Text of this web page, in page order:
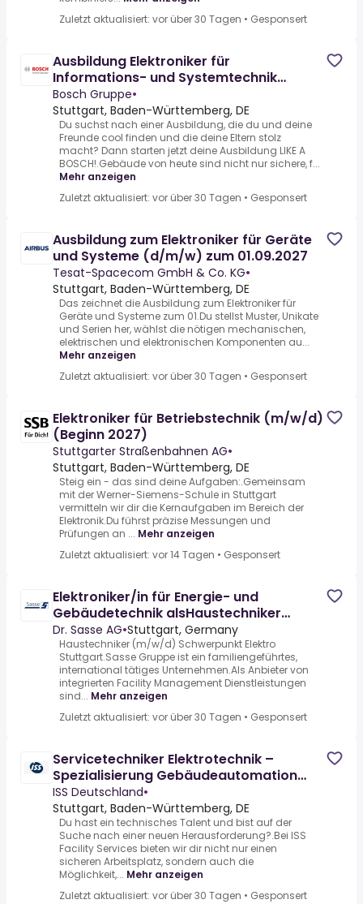
Zuletzt aktualisiert: vor über 30 Tagen • Gesponsert
Ausbildung Elektroniker für
Informations- und Systemtechnik
(w/m/div) 2026
Bosch Gruppe•
Stuttgart, Baden-Württemberg, DE
Du suchst nach einer Ausbildung, die du und deine
Freunde cool finden und die deine Eltern stolz
macht? Dann starten jetzt deine Ausbildung LIKE A
BOSCH!.Gebäude von heute sind nicht nur sichere, f...
Mehr anzeigen
Zuletzt aktualisiert: vor über 30 Tagen • Gesponsert
Ausbildung zum Elektroniker für Geräte
und Systeme (d/m/w) zum 01.09.2027
Tesat-Spacecom GmbH & Co. KG•
Stuttgart, Baden-Württemberg, DE
Das zeichnet die Ausbildung zum Elektroniker für
Geräte und Systeme zum 01.Du stellst Muster, Unikate
und Serien her, wählst die nötigen mechanischen,
elektrischen und elektronischen Komponenten au...
Mehr anzeigen
Zuletzt aktualisiert: vor über 30 Tagen • Gesponsert
Elektroniker für Betriebstechnik (m/w/d)
(Beginn 2027)
Stuttgarter Straßenbahnen AG•
Stuttgart, Baden-Württemberg, DE
Steig ein - das sind deine Aufgaben:.Gemeinsam
mit der Werner-Siemens-Schule in Stuttgart
vermitteln wir dir die Kernaufgaben im Bereich der
Elektronik.Du führst präzise Messungen und
Prüfungen an ... Mehr anzeigen
Zuletzt aktualisiert: vor 14 Tagen • Gesponsert
Elektroniker/in für Energie- und
Gebäudetechnik alsHaustechniker
(m/w/d)
Dr. Sasse AG•Stuttgart, Germany
Haustechniker (m/w/d) Schwerpunkt Elektro
Stuttgart.Sasse Gruppe ist ein familiengeführtes,
international tätiges Unternehmen.Als Anbieter von
integrierten Facility Management Dienstleistungen
sind... Mehr anzeigen
Zuletzt aktualisiert: vor über 30 Tagen • Gesponsert
Servicetechniker Elektrotechnik –
Spezialisierung Gebäudeautomation
(m/w/d)
ISS Deutschland•
Stuttgart, Baden-Württemberg, DE
Du hast ein technisches Talent und bist auf der
Suche nach einer neuen Herausforderung?.Bei ISS
Facility Services bieten wir dir nicht nur einen
sicheren Arbeitsplatz, sondern auch die
Möglichkeit,... Mehr anzeigen
Zuletzt aktualisiert: vor über 30 Tagen • Gesponsert